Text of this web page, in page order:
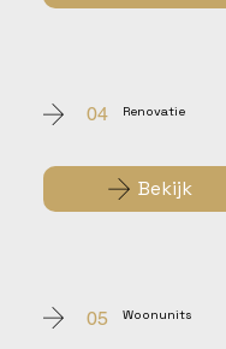
04 Renovatie
Bekijk
05 Woonunits